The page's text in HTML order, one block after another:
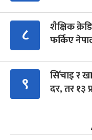
८
शैक्षिक
फर्किए
९
सिँचाइ र
दर, तर १३